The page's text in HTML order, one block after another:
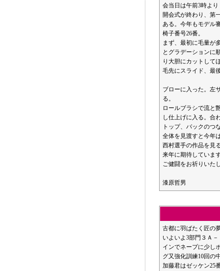
会当日は午前3時よ
開会式が終わり、第
ある。今年もモデル
椅子番号26番。
まず、最初に毛量が
とグラデーションに
り大胆にカットして
毛先にスライド、最
ブローに入った。左
る。
ロールブラシで流と
し仕上げに入る。合
トップ、バックのつ
全体を見渡すと今年
西村選手の作品を見
来年に期待していま
ご健闘をお祈りいた
漆原哲男
古都に羽ばたく匠の
いよいよ3部門３Ａ
インでネープに少し
グ又強化訓練10回の
加藤君はゼッケン25